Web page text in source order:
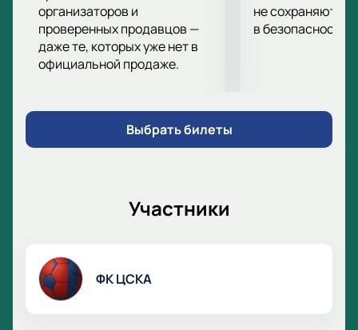
организаторов и
проверенных продавцов —
даже те, которых уже нет в
официальной продаже.
не сохраняются
в безопасности.
Выбрать билеты
Участники
ФК ЦСКА